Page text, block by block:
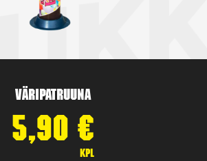
Väripatruuna
5,90 €
kpl